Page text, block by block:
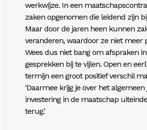
werkwijze. In een
zaken opgenomen die leidend zijn
Maar door de jaren heen kunnen
veranderen, waardoor ze niet meer
Wees dus niet bang om afspraken
gesprekken bij te vijlen. Open en
termijn een groot positief verschil
‘Daarmee krijg je over het algemeen
investering in de maatschap
terug.’